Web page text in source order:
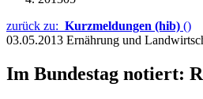
zurück zu: Kurzmeldungen (hib) ()
03.05.2013 Ernährung und
Im Bundestag notiert: